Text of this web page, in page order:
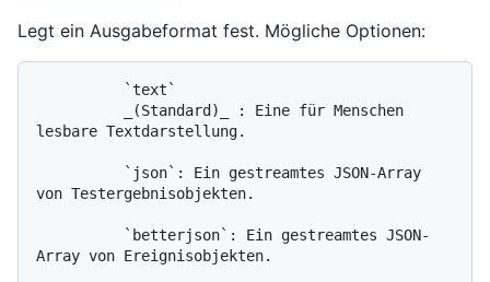
Legt ein Ausgabeformat fest. Mögliche Optionen:
lesbare Textdarstellung.
von Testergebnisobjekten.
Array von Ereignisobjekten.